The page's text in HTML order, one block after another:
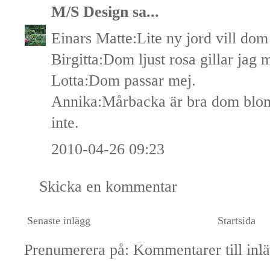
M/S Design sa...
Einars Matte:Lite ny jord vill dom
Birgitta:Dom ljust rosa gillar jag
Lotta:Dom passar mej.
Annika:Mårbacka är bra dom
inte.
2010-04-26 09:23
Skicka en kommentar
Senaste inlägg Startsida
Prenumerera på: Kommentarer till